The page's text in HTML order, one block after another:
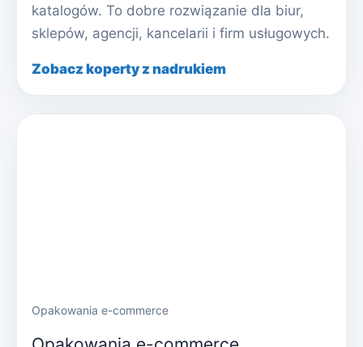
katalogów. To dobre rozwiązanie dla biur,
sklepów, agencji, kancelarii i firm usługowych.
Zobacz koperty z nadrukiem
Opakowania e-commerce